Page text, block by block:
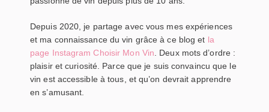
Depuis 2020, je partage avec vous mes expériences
et ma connaissance du vin grâce à ce blog et la
page Instagram Choisir Mon Vin. Deux mots d’ordre :
plaisir et curiosité. Parce que je suis convaincu que le
vin est accessible à tous, et qu’on devrait apprendre
en s’amusant.